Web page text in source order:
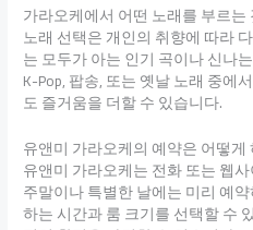
가라오케에서 어떤 노래를 부르는
노래 선택은 개인의 취향에 따라
는 모두가 아는 인기 곡이나 신나
K-Pop, 팝송, 또는 옛날 노래 중에
도 즐거움을 더할 수 있습니다.
유앤미 가라오케의 예약은 어떻게
유앤미 가라오케는 전화 또는 웹
주말이나 특별한 날에는 미리 예
하는 시간과 룸 크기를 선택할 수